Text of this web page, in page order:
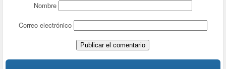
Nombre
Correo electrónico